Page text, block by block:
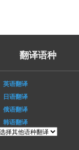
翻译语种
英语翻译
日语翻译
俄语翻译
韩语翻译